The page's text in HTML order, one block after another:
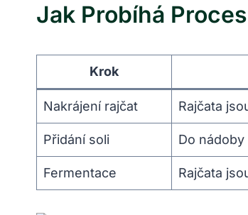
Jak Probíhá
Krok
Nakrájení rajčat Rajčata
Přidání soli Do
Fermentace Rajčata